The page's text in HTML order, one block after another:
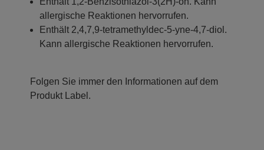
allergische Reaktionen hervorrufen.
Enthält 2,4,7,9-tetramethyldec-5-yne-4,7-diol.
Kann allergische Reaktionen hervorrufen.
Folgen Sie immer den Informationen auf dem
Produkt Label.